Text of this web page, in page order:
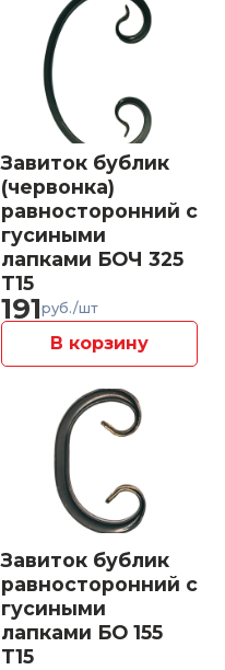
Завиток бублик
(червонка)
равносторонний с
гусиными
лапками БОЧ 325
Т15
191руб./шт
В корзину
Завиток бублик
равносторонний с
гусиными
лапками БО 155
Т15